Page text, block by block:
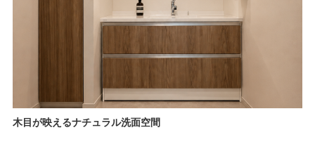
木目が映えるナチュラル洗面空間